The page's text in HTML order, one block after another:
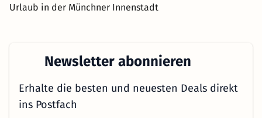
Urlaub in der Münchner Innenstadt
Newsletter abonnieren
Erhalte die besten und neuesten Deals direkt
ins Postfach